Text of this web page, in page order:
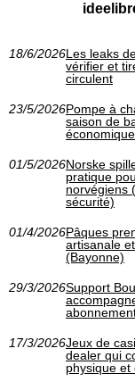
18/6/2026Les leaks
vérifier et
circulent
23/5/2026Pompe à
saison de
01/5/2026Norske
pratique
norvégiens
sécurité)
01/4/2026Pâques
artisanale
(Bayonne)
29/3/2026Support
17/3/2026Jeux de
dealer qui
physique et